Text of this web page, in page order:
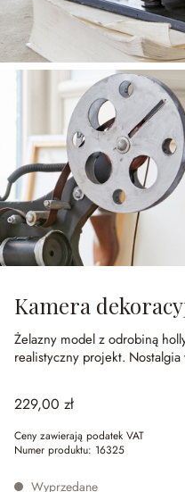
Kamera
Żelazny model z odrobiną
realistyczny projekt.
229,00 zł
Ceny zawierają podatek VAT
Numer produktu: 16325
Wyprzedane